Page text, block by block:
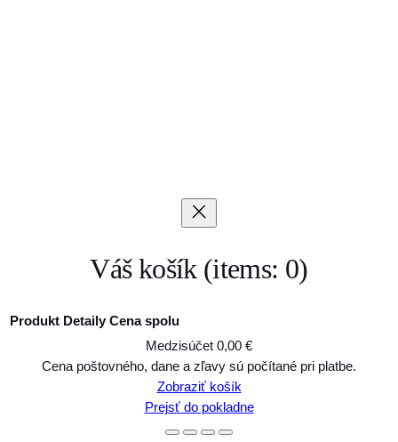
Váš košík (items: 0)
Produkty
Produkt Detaily Cena spolu
Medzisúčet 0,00 €
Cena poštovného, dane a zľavy sú počítané pri platbe.
Zobraziť košík
Prejsť do pokladne